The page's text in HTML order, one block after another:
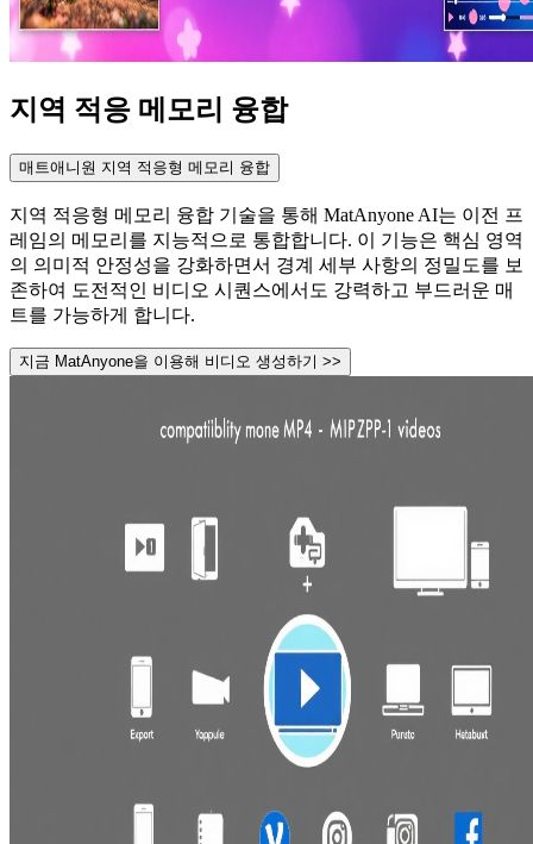
지역 적응 메모리 융합
매트애니원 지역 적응형 메모리 융합
지역 적응형 메모리 융합 기술을 통해 MatAnyone AI는 이전 프
레임의 메모리를 지능적으로 통합합니다. 이 기능은 핵심 영역
의 의미적 안정성을 강화하면서 경계 세부 사항의 정밀도를 보
존하여 도전적인 비디오 시퀀스에서도 강력하고 부드러운 매
트를 가능하게 합니다.
지금 MatAnyone을 이용해 비디오 생성하기 >>